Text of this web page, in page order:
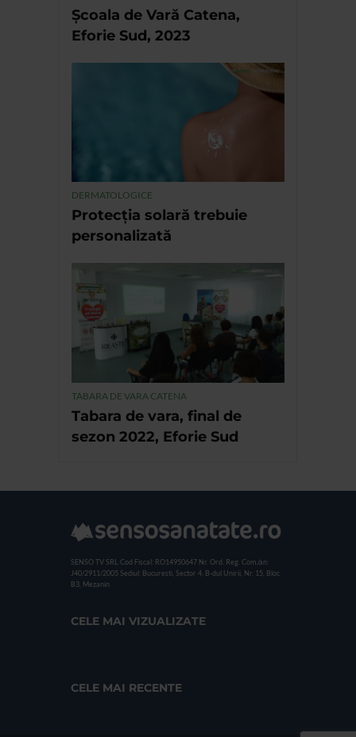
Școala de Vară Catena,
Eforie Sud, 2023
DERMATOLOGICE
Protecția solară trebuie
personalizată
TABARA DE VARA CATENA
Tabara de vara, final de
sezon 2022, Eforie Sud
SENSO TV SRL Cod Fiscal: RO14950647 Nr. Ord. Reg. Com./an:
J40/2911/2005 Sediul: Bucuresti, Sector 4, B-dul Unirii, Nr. 15, Bloc
B3, Mezanin
CELE MAI VIZUALIZATE
CELE MAI RECENTE